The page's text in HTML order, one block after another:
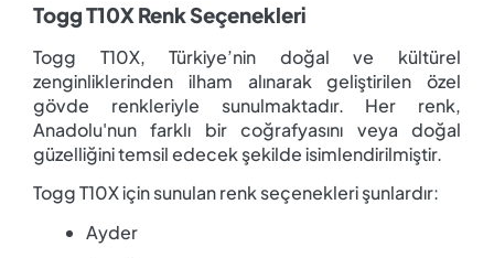
Togg T10X Renk Seçenekleri
Togg T10X, Türkiye’nin doğal ve kültürel
zenginliklerinden ilham alınarak geliştirilen özel
gövde renkleriyle sunulmaktadır. Her renk,
Anadolu'nun farklı bir coğrafyasını veya doğal
güzelliğini temsil edecek şekilde isimlendirilmiştir.
Togg T10X için sunulan renk seçenekleri şunlardır:
Ayder